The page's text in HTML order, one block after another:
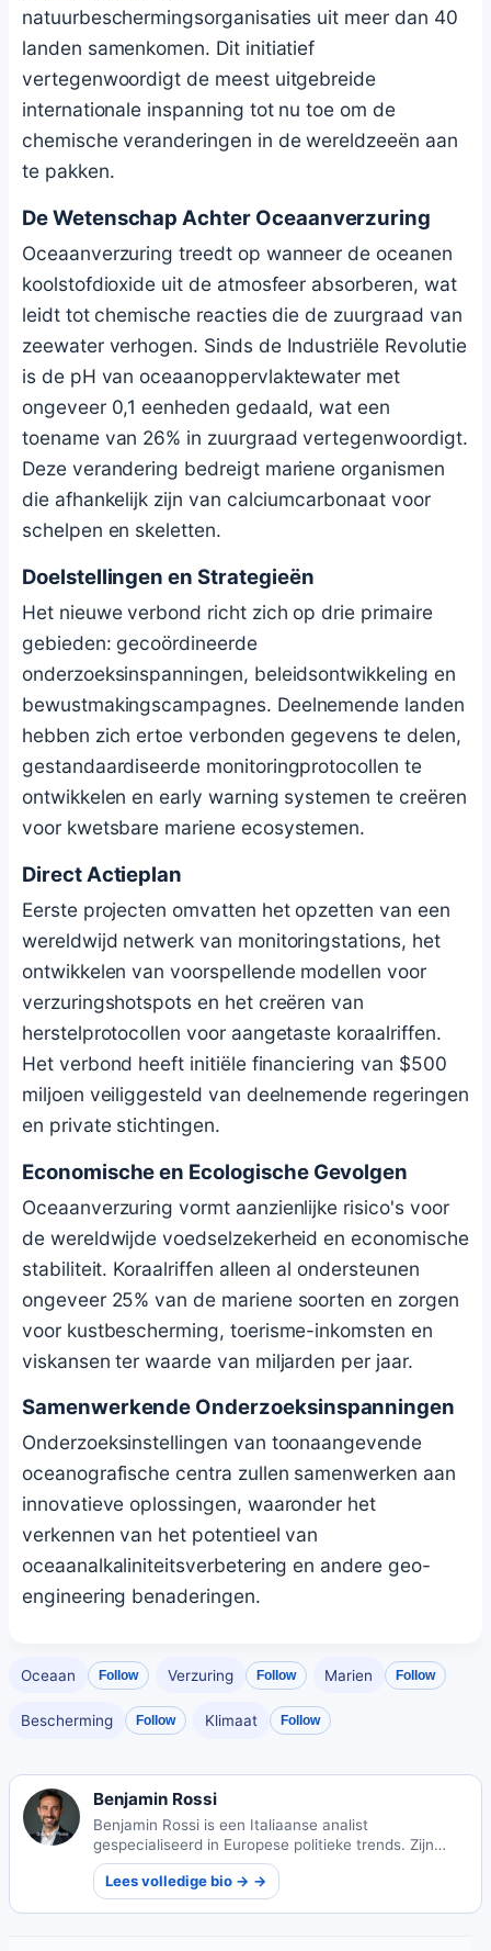
natuurbeschermingsorganisaties uit meer dan 40
landen samenkomen. Dit initiatief
vertegenwoordigt de meest uitgebreide
internationale inspanning tot nu toe om de
chemische veranderingen in de wereldzeeën aan
te pakken.
De Wetenschap Achter Oceaanverzuring
Oceaanverzuring treedt op wanneer de oceanen
koolstofdioxide uit de atmosfeer absorberen, wat
leidt tot chemische reacties die de zuurgraad van
zeewater verhogen. Sinds de Industriële Revolutie
is de pH van oceaanoppervlaktewater met
ongeveer 0,1 eenheden gedaald, wat een
toename van 26% in zuurgraad vertegenwoordigt.
Deze verandering bedreigt mariene organismen
die afhankelijk zijn van calciumcarbonaat voor
schelpen en skeletten.
Doelstellingen en Strategieën
Het nieuwe verbond richt zich op drie primaire
gebieden: gecoördineerde
onderzoeksinspanningen, beleidsontwikkeling en
bewustmakingscampagnes. Deelnemende landen
hebben zich ertoe verbonden gegevens te delen,
gestandaardiseerde monitoringprotocollen te
ontwikkelen en early warning systemen te creëren
voor kwetsbare mariene ecosystemen.
Direct Actieplan
Eerste projecten omvatten het opzetten van een
wereldwijd netwerk van monitoringstations, het
ontwikkelen van voorspellende modellen voor
verzuringshotspots en het creëren van
herstelprotocollen voor aangetaste koraalriffen.
Het verbond heeft initiële financiering van $500
miljoen veiliggesteld van deelnemende regeringen
en private stichtingen.
Economische en Ecologische Gevolgen
Oceaanverzuring vormt aanzienlijke risico's voor
de wereldwijde voedselzekerheid en economische
stabiliteit. Koraalriffen alleen al ondersteunen
ongeveer 25% van de mariene soorten en zorgen
voor kustbescherming, toerisme-inkomsten en
viskansen ter waarde van miljarden per jaar.
Samenwerkende Onderzoeksinspanningen
Onderzoeksinstellingen van toonaangevende
oceanografische centra zullen samenwerken aan
innovatieve oplossingen, waaronder het
verkennen van het potentieel van
oceaanalkaliniteitsverbetering en andere geo-
engineering benaderingen.
Oceaan Follow Verzuring Follow Marien Follow
Bescherming Follow Klimaat Follow
Benjamin Rossi
Benjamin Rossi is een Italiaanse analist
gespecialiseerd in Europese politieke trends. Zijn
inzichtelijke volgen van continentale verschuivingen
biedt unieke perspectieven op bestuur en
samenleving.
Lees volledige bio → →